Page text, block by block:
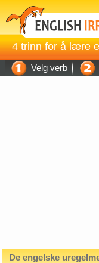
4 trinn for å lære
Velg verb
De engelske